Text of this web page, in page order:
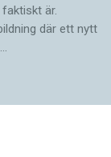
är.
där ett nytt